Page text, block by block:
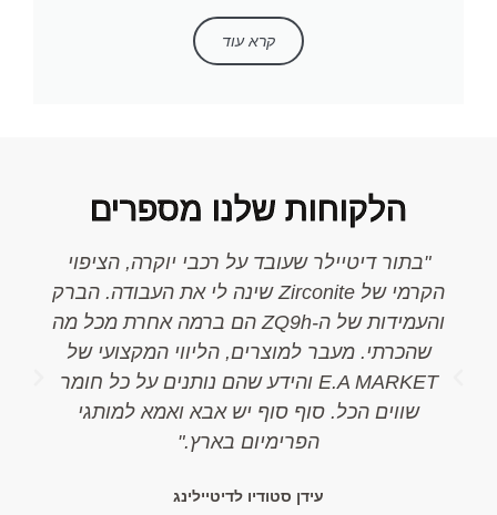
קרא עוד
הלקוחות שלנו מספרים
"בתור דיטיילר שעובד על רכבי יוקרה, הציפוי
הקרמי של Zirconite שינה לי את העבודה. הברק
והעמידות של ה-ZQ9h הם ברמה אחרת מכל מה
שהכרתי. מעבר למוצרים, הליווי המקצועי של
E.A MARKET והידע שהם נותנים על כל חומר
שווים הכל. סוף סוף יש אבא ואמא למותגי
הפרימיום בארץ."
עידן סטודיו לדיטיילינג